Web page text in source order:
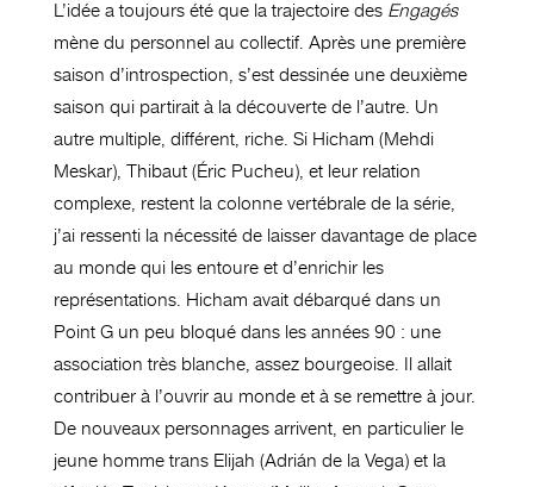
L’idée a toujours été que la trajectoire des Engagés
mène du personnel au collectif. Après une première
saison d’introspection, s’est dessinée une deuxième
saison qui partirait à la découverte de l’autre. Un
autre multiple, différent, riche. Si Hicham (Mehdi
Meskar), Thibaut (Éric Pucheu), et leur relation
complexe, restent la colonne vertébrale de la série,
j’ai ressenti la nécessité de laisser davantage de place
au monde qui les entoure et d’enrichir les
représentations. Hicham avait débarqué dans un
Point G un peu bloqué dans les années 90 : une
association très blanche, assez bourgeoise. Il allait
contribuer à l’ouvrir au monde et à se remettre à jour.
De nouveaux personnages arrivent, en particulier le
jeune homme trans Elijah (Adrián de la Vega) et la